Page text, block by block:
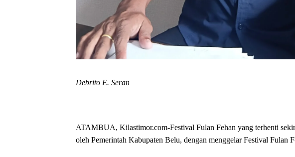
Debrito E. Seran
ATAMBUA, Kilastimor.com-Festival Fulan Fehan yang terhenti
oleh Pemerintah Kabupaten Belu, dengan menggelar Festival Fulan